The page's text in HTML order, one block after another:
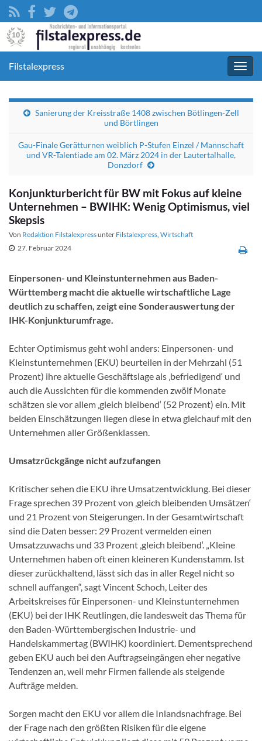
Filstalexpress
Sanierung der Kreisstraße 1408 zwischen Bötlingen-Zell
und Börtlingen
Gau-Finale Gerätturnen weiblich P-Stufen Einzel / Mannschaft
und VR-Talentiade am 02. März 2024 in der Lautertalhalle,
Donzdorf
Konjunkturbericht für BW mit Fokus auf kleine
Unternehmen – BWIHK: Wenig Optimismus, viel
Skepsis
Von Redaktion Filstalexpressunter Filstalexpress, Wirtschaft
27. Februar 2024
Einpersonen- und Kleinstunternehmen aus Baden-
Württemberg macht die aktuelle wirtschaftliche Lage
deutlich zu schaffen, zeigt eine Sonderauswertung der
IHK-Konjunkturumfrage.
Echter Optimismus geht wohl anders: Einpersonen- und
Kleinstunternehmen (EKU) beurteilen in der Mehrzahl (51
Prozent) ihre aktuelle Geschäftslage als ‚befriedigend‘ und
auch die Aussichten für die kommenden zwölf Monate
schätzen sie vor allem ‚gleich bleibend‘ (52 Prozent) ein. Mit
beiden Einschätzungen liegen diese in etwa gleichauf mit den
Unternehmen aller Größenklassen.
Umsatzrückgänge nicht aufzufangen
Kritischer sehen die EKU ihre Umsatzentwicklung. Bei dieser
Frage sprechen 39 Prozent von ‚gleich bleibenden Umsätzen‘
und 21 Prozent von Steigerungen. In der Gesamtwirtschaft
sind die Daten besser: 29 Prozent vermelden einen
Umsatzzuwachs und 33 Prozent ‚gleich bleibend‘. „Kleine
Unternehmen haben oft einen kleineren Kundenstamm. Ist
dieser zurückhaltend, lässt sich das in aller Regel nicht so
schnell auffangen“, sagt Vincent Schoch, Leiter des
Arbeitskreises für Einpersonen- und Kleinstunternehmen
(EKU) bei der IHK Reutlingen, die landesweit das Thema für
den Baden-Württembergischen Industrie- und
Handelskammertag (BWIHK) koordiniert. Dementsprechend
geben EKU auch bei den Auftragseingängen eher negative
Tendenzen an, weil mehr Firmen fallende als steigende
Aufträge melden.
Sorgen macht den EKU vor allem die Inlandsnachfrage. Bei
der Frage nach den größten Risiken für die eigene